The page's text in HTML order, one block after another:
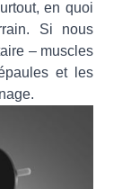
en quoi
Si nous
– muscles
et les